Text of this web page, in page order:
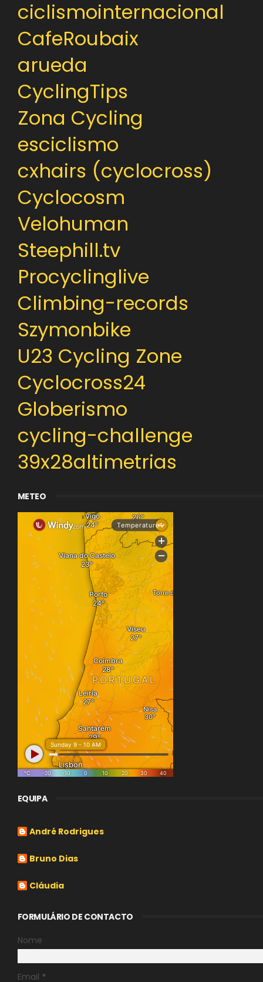
ciclismointernacional
CafeRoubaix
arueda
CyclingTips
Zona Cycling
esciclismo
cxhairs (cyclocross)
Cyclocosm
Velohuman
Steephill.tv
Procyclinglive
Climbing-records
Szymonbike
U23 Cycling Zone
Cyclocross24
Globerismo
cycling-challenge
39x28altimetrias
METEO
EQUIPA
André Rodrigues
Bruno Dias
Cláudia
FORMULÁRIO DE CONTACTO
Nome
Email *